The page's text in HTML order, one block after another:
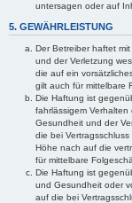
untersagen oder auf
5. GEWÄHRLEISTUNG
Der Betreiber haftet
und der Verletzung
die auf ein
gilt auch für mittelbare
Die Haftung ist
fahrlässigem
Gesundheit und der
die bei
Höhe nach auf die
für mittelbare
Die Haftung ist
und Gesundheit oder
auf die bei